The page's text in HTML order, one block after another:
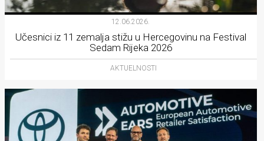
12.06.2026.
Učesnici iz 11 zemalja stižu u Hercegovinu na Festival
Sedam Rijeka 2026
AKTUELNOSTI